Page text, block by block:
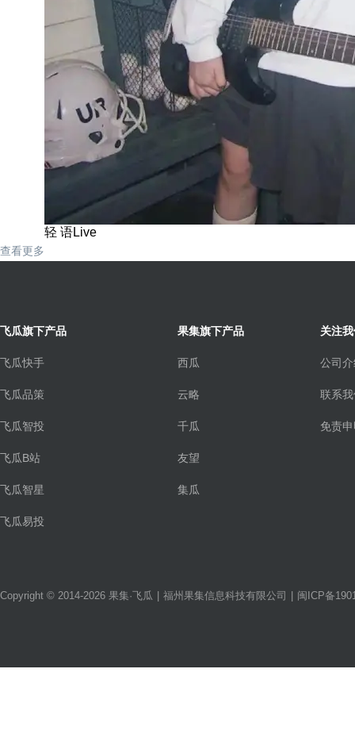
轻 语Live
查看更多
飞瓜旗下产品
飞瓜快手
飞瓜品策
飞瓜智投
飞瓜B站
飞瓜智星
飞瓜易投
果集旗下产品
西瓜
云略
千瓜
友望
集瓜
关注
公司
联系
免责
Copyright © 2014-2026 果集·飞瓜 福州果集信息科技有限公司 闽ICP备